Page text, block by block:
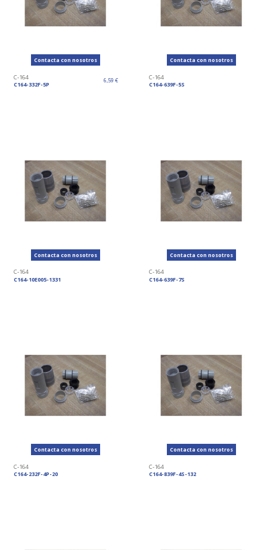
Contacta con nosotros
C-164
C164-332F-5P
6,59 €
Contacta con nosotros
C-164
C164-639F-5S
Contacta con nosotros
C-164
C164-10E005-1331
Contacta con nosotros
C-164
C164-639F-7S
Contacta con nosotros
C-164
C164-232F-4P-20
Contacta con nosotros
C-164
C164-839F-4S-132